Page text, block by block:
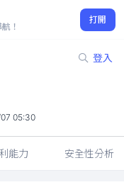
！
打開
登入
05:30
能力 安全性分析